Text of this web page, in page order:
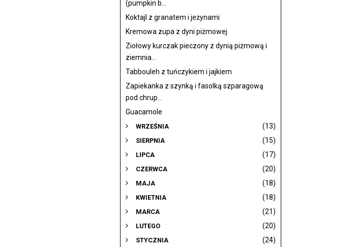
(pumpkin b...
Koktajl z granatem i jeżynami
Kremowa zupa z dyni piżmowej
Ziołowy kurczak pieczony z dynią piżmową i
ziemnia...
Tabbouleh z tuńczykiem i jajkiem
Zapiekanka z szynką i fasolką szparagową
pod chrup...
Guacamole
WRZEŚNIA (13)
SIERPNIA (15)
LIPCA (17)
CZERWCA (20)
MAJA (18)
KWIETNIA (18)
MARCA (21)
LUTEGO (20)
STYCZNIA (24)